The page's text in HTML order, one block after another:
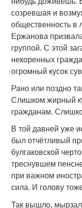
созревшая и
общественность в
Ержанова
группой. С этой
некоренных
огромный кусок
Рано или поздно
Слишком жирный
гражданам.
В той давней уже
был отчётливый
булгаковской
треснувшем
при важном
сила. И голову
Так вышло,